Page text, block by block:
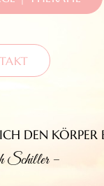
DEN KÖRPER
Schiller –